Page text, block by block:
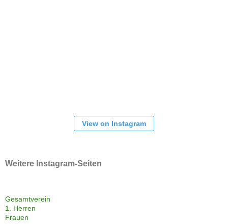
View on Instagram
Weitere Instagram-Seiten
Gesamtverein
1. Herren
Frauen